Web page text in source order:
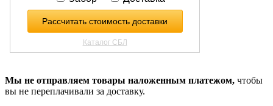
Мы не отправляем товары наложенным платежом, чтобы
вы не переплачивали за доставку.